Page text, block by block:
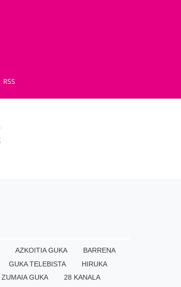
RSS
AZKOITIA GUKA
BARRENA
GUKA TELEBISTA
HIRUKA
ZUMAIA GUKA 28 KANALA